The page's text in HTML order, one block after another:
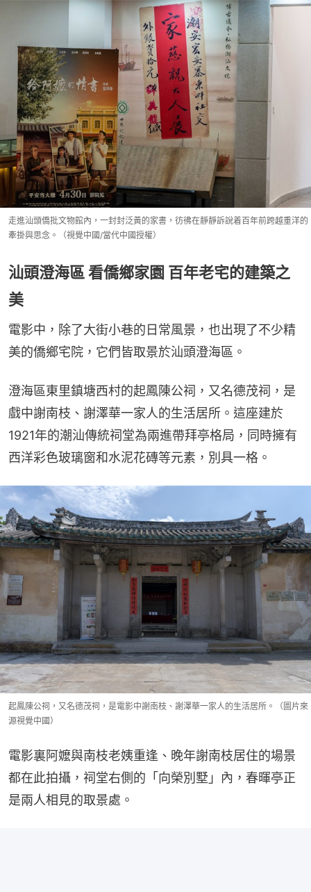
走進汕頭僑批文物館內，一封封泛黃的家書，彷彿在靜靜訴說着百年前跨越重洋的
牽掛與思念。（視覺中國/當代中國授權）
汕頭澄海區 看僑鄉家園 百年老宅的建築之
美
電影中，除了大街小巷的日常風景，也出現了不少精
美的僑鄉宅院，它們皆取景於汕頭澄海區。
澄海區東里鎮塘西村的起鳳陳公祠，又名德茂祠，是
戲中謝南枝、謝澤華一家人的生活居所。這座建於
1921年的潮汕傳統祠堂為兩進帶拜亭格局，同時擁有
西洋彩色玻璃窗和水泥花磚等元素，別具一格。
起鳳陳公祠，又名德茂祠，是電影中謝南枝、謝澤華一家人的生活居所。（圖片來
源視覺中國）
電影裏阿嬤與南枝老姨重逢、晚年謝南枝居住的場景
都在此拍攝，祠堂右側的「向榮別墅」內，春暉亭正
是兩人相見的取景處。